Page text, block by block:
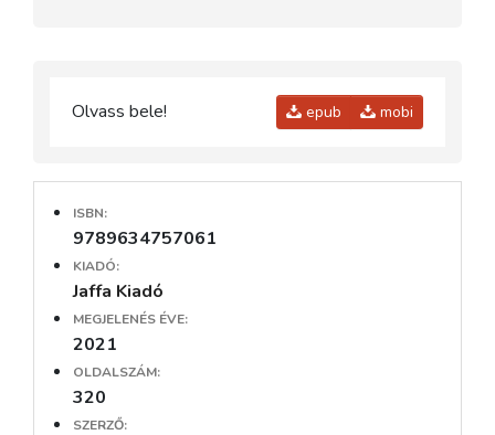
Olvass bele! epub mobi
ISBN:
9789634757061
KIADÓ:
Jaffa Kiadó
MEGJELENÉS ÉVE:
2021
OLDALSZÁM:
320
SZERZŐ: